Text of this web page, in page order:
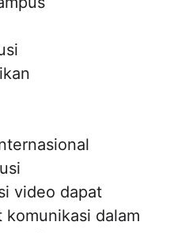
video dapat
komunikasi dalam